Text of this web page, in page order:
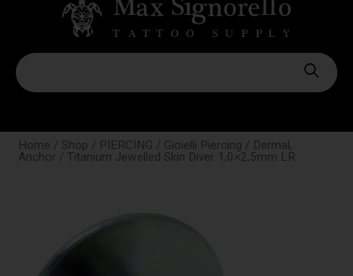
Home / Shop / PIERCING / Gioielli Piercing / Dermal,
Anchor / Titanium Jewelled Skin Diver 1,0×2,5mm LR